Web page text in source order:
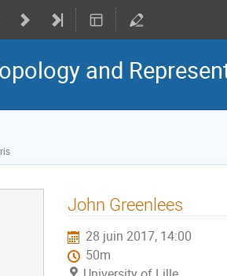
and
John Greenlees
28 juin 2017, 14:00
50m